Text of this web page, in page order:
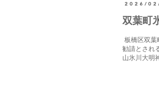
2026/
双葉町
板橋区双葉
勧請とされ
山氷川大明